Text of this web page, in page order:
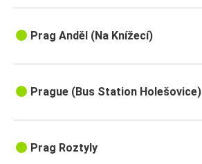
Prag Anděl (Na Knížecí)
Prague (Bus Station Holešovice)
Prag Roztyly